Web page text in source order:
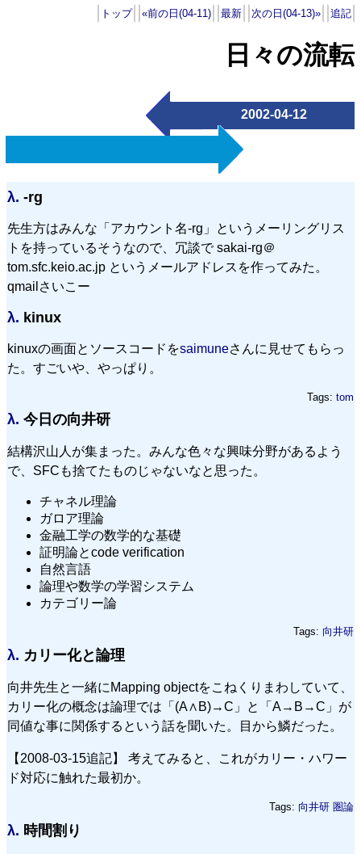
トップ «前の日(04-11) 最新 次の日(04-13)» 追記
日々の流転
2002-04-12
λ. -rg
先生方はみんな「アカウント名-rg」というメーリングリス
トを持っているそうなので、冗談で sakai-rg＠
tom.sfc.keio.ac.jp というメールアドレスを作ってみた。
qmailさいこー
λ. kinux
kinuxの画面とソースコードをsaimuneさんに見せてもらっ
た。すごいや、やっぱり。
Tags: tom
λ. 今日の向井研
結構沢山人が集まった。みんな色々な興味分野があるよう
で、SFCも捨てたものじゃないなと思った。
チャネル理論
ガロア理論
金融工学の数学的な基礎
証明論とcode verification
自然言語
論理や数学の学習システム
カテゴリー論
Tags: 向井研
λ. カリー化と論理
向井先生と一緒にMapping objectをこねくりまわしていて、
カリー化の概念は論理では「(A∧B)→C」と「A→B→C」が
同値な事に関係するという話を聞いた。目から鱗だった。
【2008-03-15追記】 考えてみると、これがカリー・ハワー
ド対応に触れた最初か。
Tags: 向井研 圏論
λ. 時間割り